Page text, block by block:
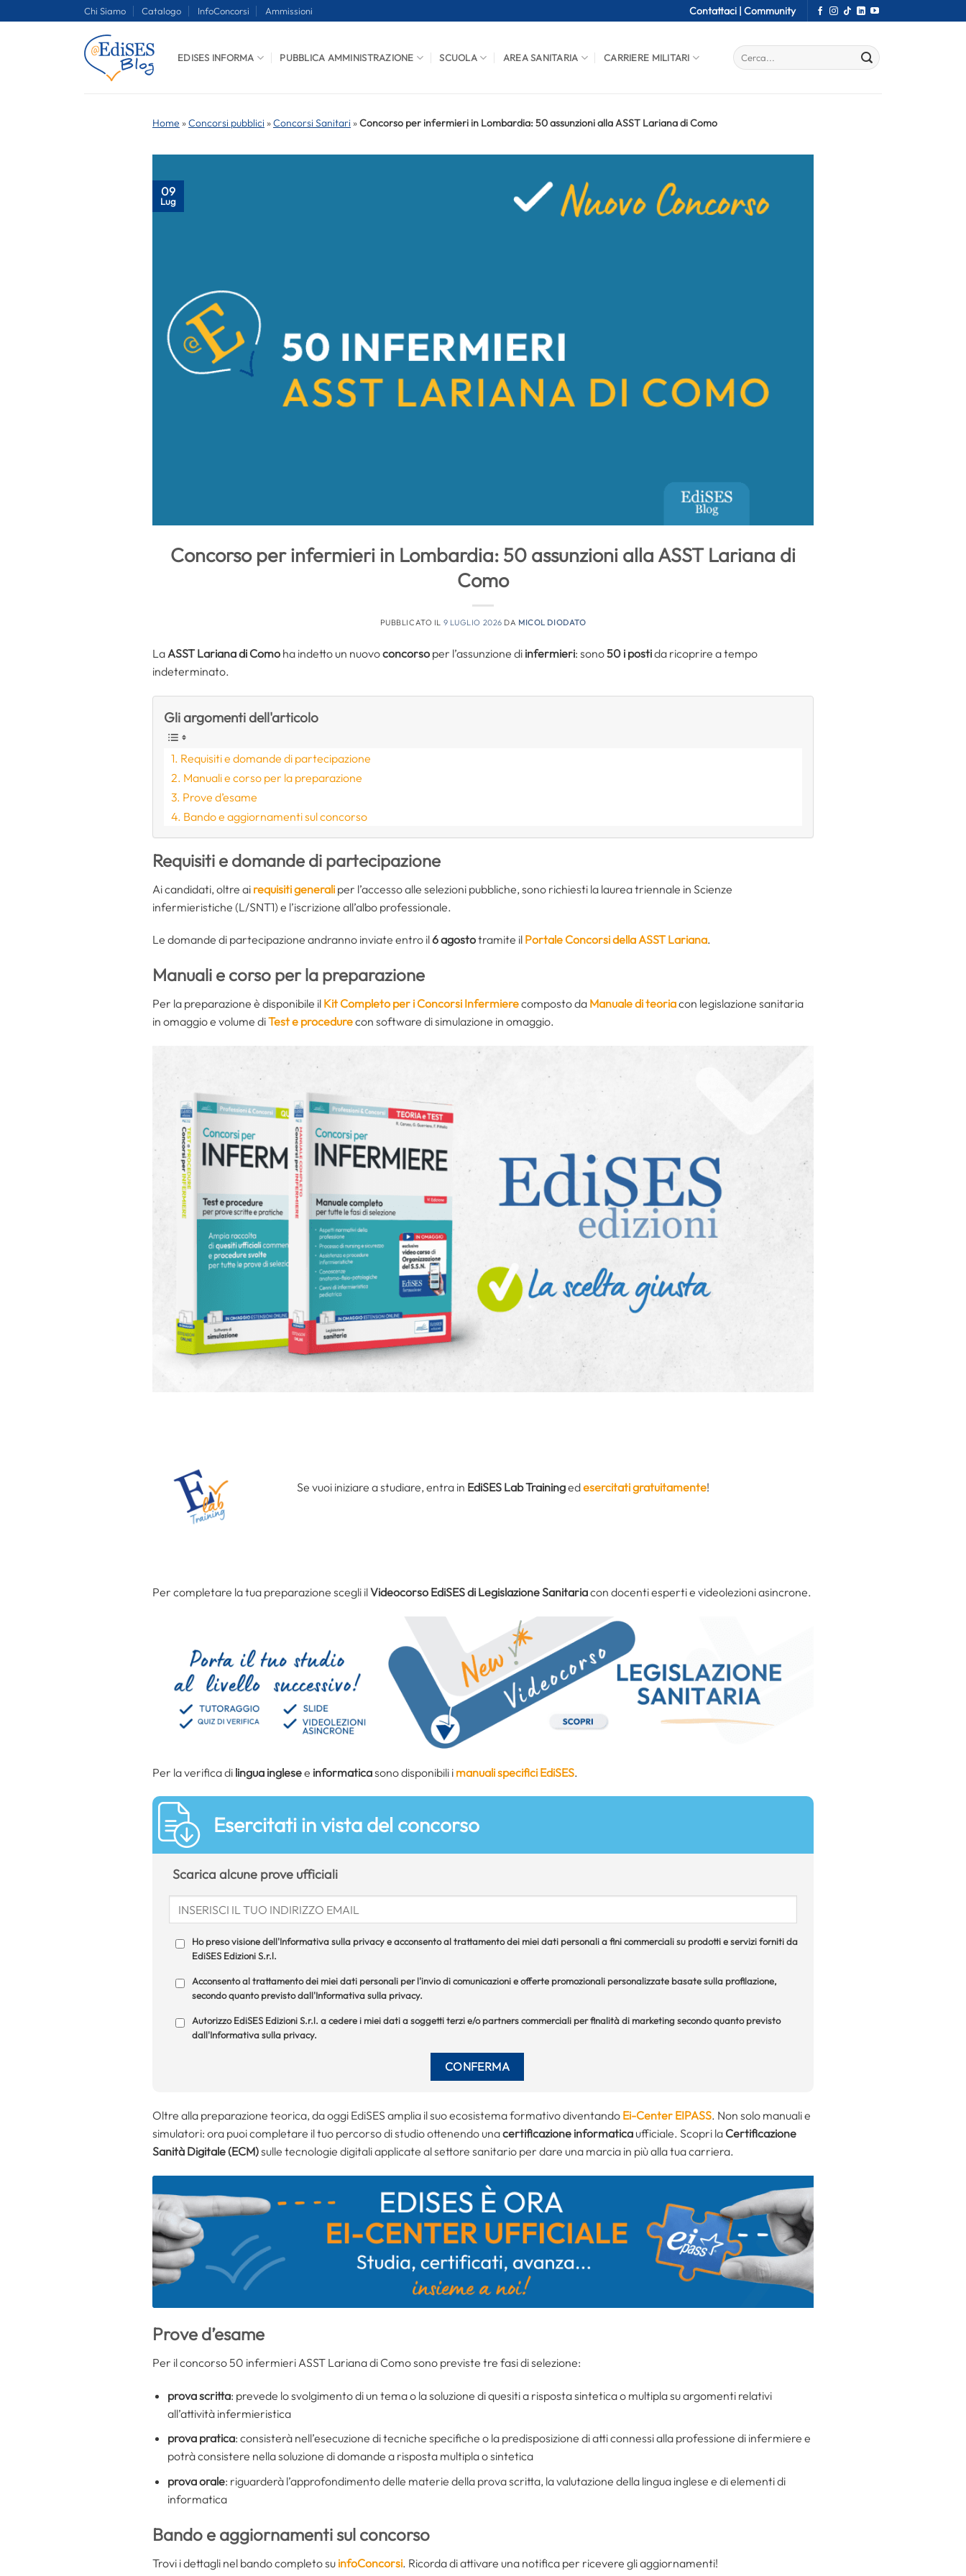
Chi Siamo Catalogo InfoConcorsi Ammissioni Contattaci | Community
EDISES INFORMA PUBBLICA AMMINISTRAZIONE SCUOLA AREA SANITARIA CARRIERE MILITARI
Home »Concorsi pubblici »Concorsi Sanitari »Concorso per infermieri in Lombardia: 50 assunzioni alla ASST Lariana di Como
09
Lug
Concorso per infermieri in Lombardia: 50 assunzioni alla ASST Lariana di
Como
PUBBLICATO IL 9 LUGLIO 2026 DA MICOL DIODATO
La ASST Lariana di Como ha indetto un nuovoconcorso per l’assunzione di infermieri: sono50 i postida ricoprire a tempo
indeterminato.
Gli argomenti dell'articolo
Requisiti e domande di partecipazione
Manuali e corso per la preparazione
Prove d’esame
Bando e aggiornamenti sul concorso
Requisiti e domande di partecipazione
Ai candidati, oltre ai requisiti generali per l’accesso alle selezioni pubbliche, sono richiesti la laurea triennale in Scienze
infermieristiche (L/SNT1) e l’iscrizione all’albo professionale.
Le domande di partecipazione andranno inviate entro il6 agostotramite il Portale Concorsi della ASST Lariana.
Manuali e corso per la preparazione
Per la preparazione è disponibile il Kit Completo per i Concorsi Infermierecomposto da Manuale di teoriacon legislazione sanitaria
in omaggio e volume diTest e procedurecon software di simulazione in omaggio.
Se vuoi iniziare a studiare, entra in EdiSES Lab Trainingedesercitati gratuitamente!
Per completare la tua preparazione scegli ilVideocorso EdiSES di Legislazione Sanitariacon docenti esperti e videolezioni asincrone.
Per la verifica di lingua inglesee informaticasono disponibili i manuali specifici EdiSES.
Esercitati in vista del concorso
Scarica alcune prove ufficiali
Ho preso visione dell'Informativa sulla privacy e acconsento al trattamento dei miei dati personali a fini commerciali su prodotti e servizi forniti da
EdiSES Edizioni S.r.l.
Acconsento al trattamento dei miei dati personali per l'invio di comunicazioni e offerte promozionali personalizzate basate sulla profilazione,
secondo quanto previsto dall'Informativa sulla privacy.
Autorizzo EdiSES Edizioni S.r.l. a cedere i miei dati a soggetti terzi e/o partners commerciali per finalità di marketing secondo quanto previsto
dall'Informativa sulla privacy.
Oltre alla preparazione teorica, da oggi EdiSES amplia il suo ecosistema formativo diventando Ei-Center EIPASS. Non solo manuali e
simulatori: ora puoi completare il tuo percorso di studio ottenendo unacertificazione informatica ufficiale. Scopri la Certificazione
Sanità Digitale (ECM)sulle tecnologie digitali applicate al settore sanitario per dare una marcia in più alla tua carriera.
Prove d’esame
Per il concorso 50 infermieri ASST Lariana di Como sono previste tre fasi di selezione:
prova scritta: prevede lo svolgimento di un tema o la soluzione di quesiti a risposta sintetica o multipla su argomenti relativi
all’attività infermieristica
prova pratica: consisterà nell’esecuzione di tecniche specifiche o la predisposizione di atti connessi alla professione di infermiere e
potrà consistere nella soluzione di domande a risposta multipla o sintetica
prova orale: riguarderà l’approfondimento delle materie della prova scritta, la valutazione della lingua inglese e di elementi di
informatica
Bando e aggiornamenti sul concorso
Trovi i dettagli nel bando completo su infoConcorsi. Ricorda di attivare una notifica per ricevere gli aggiornamenti!